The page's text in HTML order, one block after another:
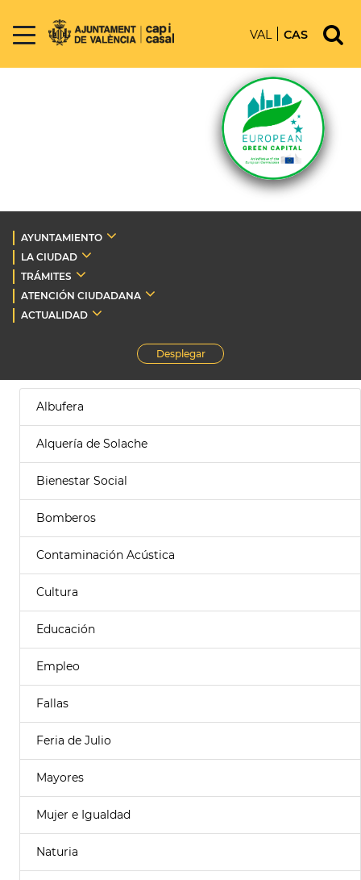
VAL CAS
AYUNTAMIENTO
LA CIUDAD
TRÁMITES
ATENCIÓN CIUDADANA
ACTUALIDAD
Desplegar
Albufera
Alquería de Solache
Bienestar Social
Bomberos
Contaminación Acústica
Cultura
Educación
Empleo
Fallas
Feria de Julio
Mayores
Mujer e Igualdad
Naturia